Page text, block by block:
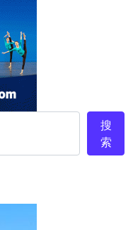
搜
索